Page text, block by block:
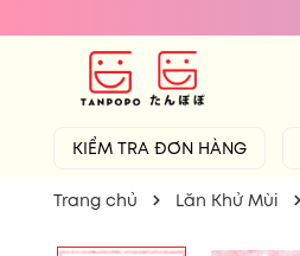
KIỂM TRA ĐƠN HÀNG
Trang chủ Lăn Khử Mùi